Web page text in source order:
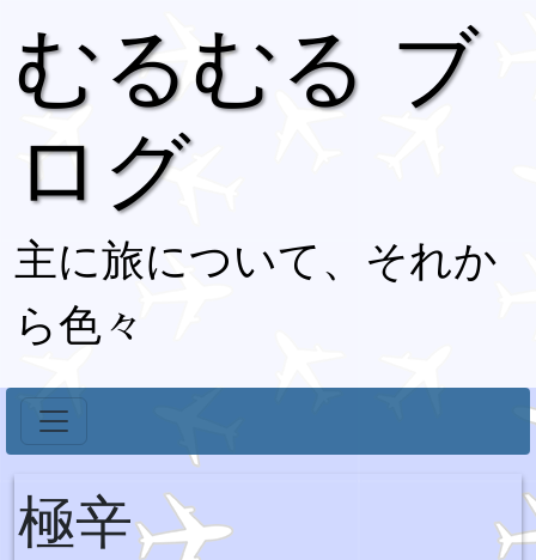
むるむる ブ
ログ
主に旅について、それか
ら色々
極辛